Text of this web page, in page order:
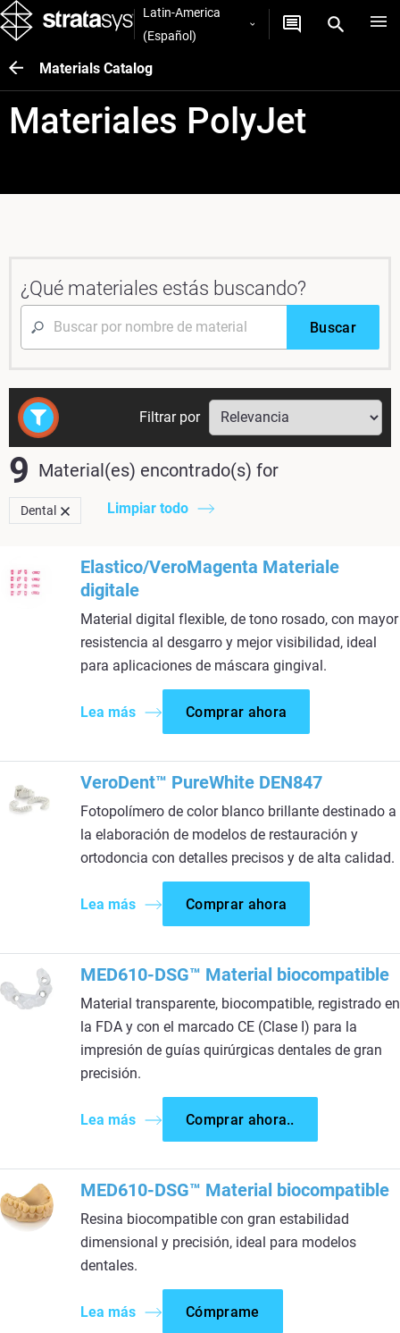
Latin-America
(Español)
Materials Catalog
Materiales PolyJet
¿Qué materiales estás buscando?
Buscar
9 Material(es) encontrado(s) for
Dental Limpiar todo
Filtrar por
Elastico/VeroMagenta Materiale
digitale​
Material digital flexible, de tono rosado, con mayor
resistencia al desgarro y mejor visibilidad, ideal
para aplicaciones de máscara gingival.​
Lea más Comprar ahora
VeroDent™ PureWhite DEN847
Fotopolímero de color blanco brillante destinado a
la elaboración de modelos de restauración y
ortodoncia con detalles precisos y de alta calidad.​
Lea más Comprar ahora
MED610-DSG™ Material biocompatible
Material transparente, biocompatible, registrado en
la FDA y con el marcado CE (Clase I) para la
impresión de guías quirúrgicas dentales de gran
precisión.
Lea más Comprar ahora..
MED610-DSG™ Material biocompatible
Resina biocompatible con gran estabilidad
dimensional y precisión, ideal para modelos
dentales.
Lea más Cómprame